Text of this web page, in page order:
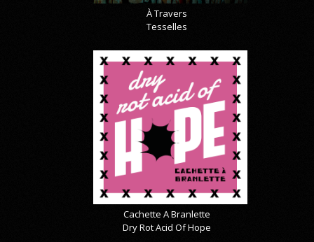
À Travers
Tesselles
Cachette A Branlette
Dry Rot Acid Of Hope